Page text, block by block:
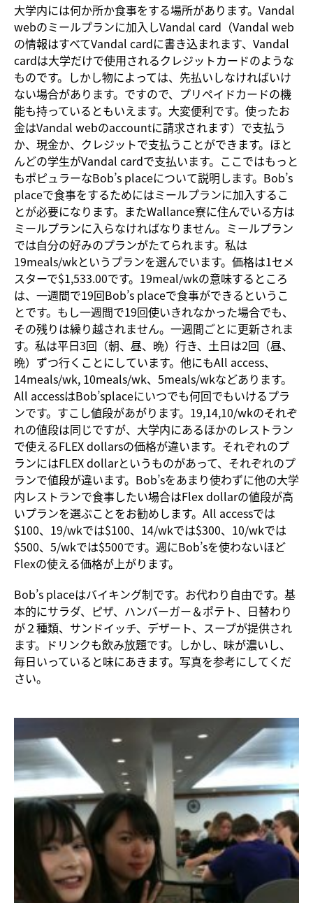
大学内には何か所か食事をする場所があります。Vandal
webのミールプランに加入しVandal card（Vandal web
の情報はすべてVandal cardに書き込まれます、Vandal
cardは大学だけで使用されるクレジットカードのような
ものです。しかし物によっては、先払いしなければいけ
ない場合があります。ですので、プリペイドカードの機
能も持っているともいえます。大変便利です。使ったお
金はVandal webのaccountに請求されます）で支払う
か、現金か、クレジットで支払うことができます。ほと
んどの学生がVandal cardで支払います。ここではもっと
もポピュラーなBob’s placeについて説明します。Bob’s
placeで食事をするためにはミールプランに加入するこ
とが必要になります。またWallance寮に住んでいる方は
ミールプランに入らなければなりません。ミールプラン
では自分の好みのプランがたてられます。私は
19meals/wkというプランを選んでいます。価格は1セメ
スターで$1,533.00です。19meal/wkの意味するところ
は、一週間で19回Bob’s placeで食事ができるというこ
とです。もし一週間で19回使いきれなかった場合でも、
その残りは繰り越されません。一週間ごとに更新されま
す。私は平日3回（朝、昼、晩）行き、土日は2回（昼、
晩）ずつ行くことにしています。他にもAll access、
14meals/wk, 10meals/wk、5meals/wkなどあります。
All accessはBob’splaceにいつでも何回でもいけるプラ
ンです。すこし値段があがります。19,14,10/wkのそれぞ
れの値段は同じですが、大学内にあるほかのレストラン
で使えるFLEX dollarsの価格が違います。それぞれのプ
ランにはFLEX dollarというものがあって、それぞれのプ
ランで値段が違います。Bob’sをあまり使わずに他の大学
内レストランで食事したい場合はFlex dollarの値段が高
いプランを選ぶことをお勧めします。All accessでは
$100、19/wkでは$100、14/wkでは$300、10/wkでは
$500、5/wkでは$500です。週にBob’sを使わないほど
Flexの使える価格が上がります。
Bob’s placeはバイキング制です。お代わり自由です。基
本的にサラダ、ピザ、ハンバーガー＆ポテト、日替わり
が２種類、サンドイッチ、デザート、スープが提供され
ます。ドリンクも飲み放題です。しかし、味が濃いし、
毎日いっていると味にあきます。写真を参考にしてくだ
さい。